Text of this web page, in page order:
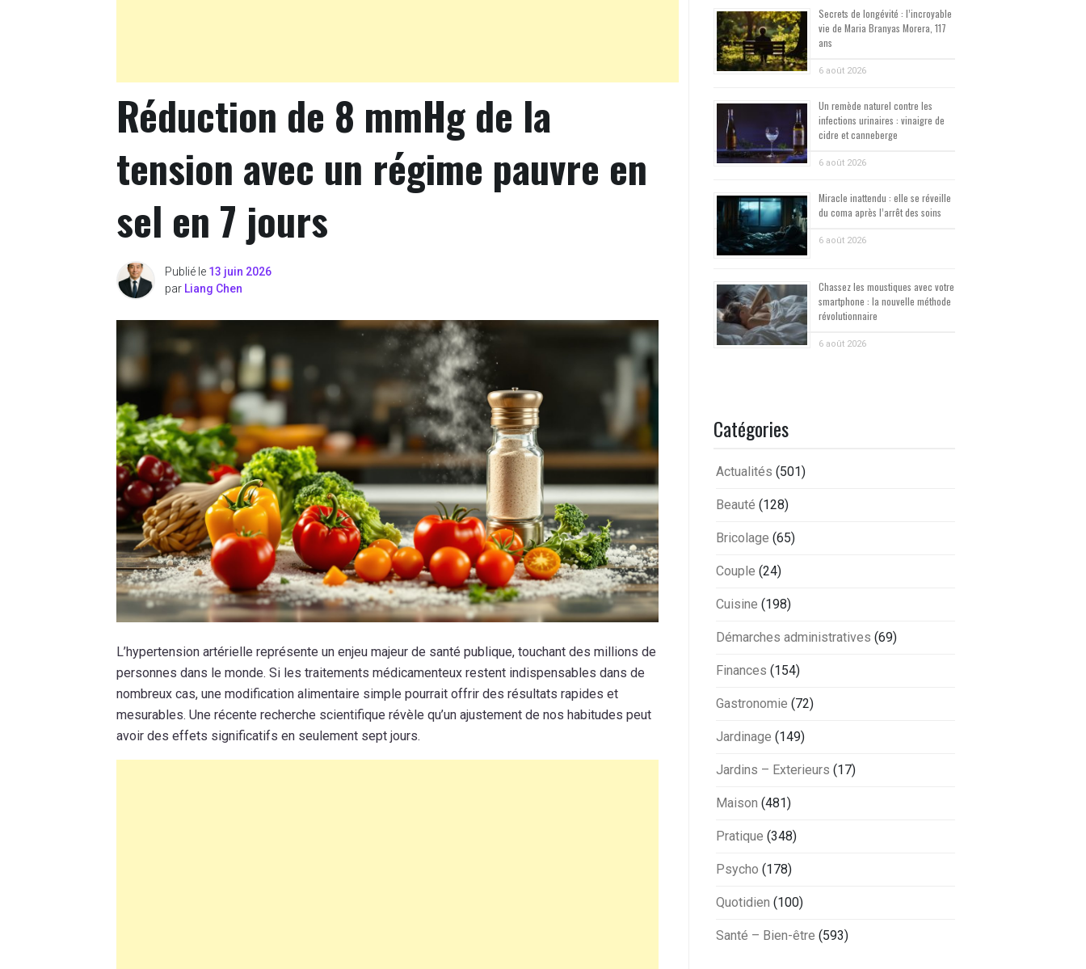
Réduction de 8 mmHg de la
tension avec un régime pauvre en
sel en 7 jours
Publié le 13 juin 2026
par Liang Chen
L’hypertension artérielle représente un enjeu majeur de santé publique, touchant des millions de
personnes dans le monde. Si les traitements médicamenteux restent indispensables dans de
nombreux cas, une modification alimentaire simple pourrait offrir des résultats rapides et
mesurables. Une récente recherche scientifique révèle qu’un ajustement de nos habitudes peut
avoir des effets significatifs en seulement sept jours.
Secrets de longévité : l’incroyable
vie de Maria Branyas Morera, 117
ans
6 août 2026
Un remède naturel contre les
infections urinaires : vinaigre de
cidre et canneberge
6 août 2026
Miracle inattendu : elle se réveille
du coma après l’arrêt des soins
6 août 2026
Chassez les moustiques avec votre
smartphone : la nouvelle méthode
révolutionnaire
6 août 2026
Catégories
Actualités (501)
Beauté (128)
Bricolage (65)
Couple (24)
Cuisine (198)
Démarches administratives (69)
Finances (154)
Gastronomie (72)
Jardinage (149)
Jardins – Exterieurs (17)
Maison (481)
Pratique (348)
Psycho (178)
Quotidien (100)
Santé – Bien-être (593)